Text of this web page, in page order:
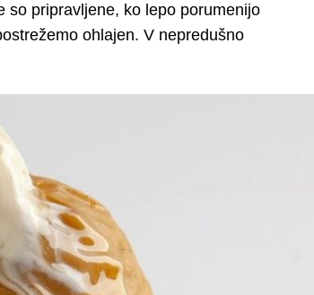
so pripravljene, ko lepo porumenijo
ohlajen. V nepredušno